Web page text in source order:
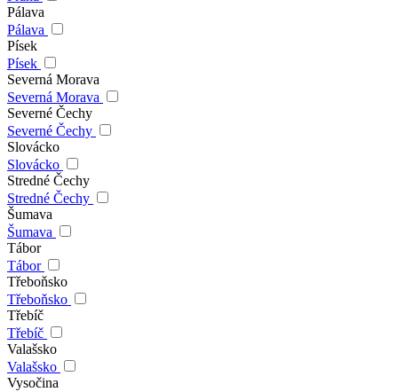
Pálava
Pálava
Písek
Písek
Severná Morava
Severná Morava
Severné Čechy
Severné Čechy
Slovácko
Slovácko
Stredné Čechy
Stredné Čechy
Šumava
Šumava
Tábor
Tábor
Třeboňsko
Třeboňsko
Třebíč
Třebíč
Valašsko
Valašsko
Vysočina